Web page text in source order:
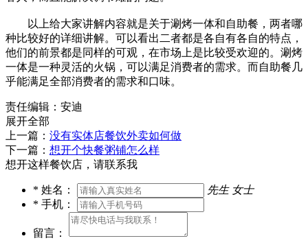
以上给大家讲解内容就是关于涮烤一体和自助餐，两者哪
种比较好的详细讲解。可以看出二者都是各自有各自的特点，
他们的前景都是同样的可观，在市场上是比较受欢迎的。涮烤
一体是一种灵活的火锅，可以满足消费者的需求。而自助餐几
乎能满足全部消费者的需求和口味。
责任编辑：安迪
展开全部
上一篇： 没有实体店餐饮外卖如何做
下一篇： 想开个快餐粥铺怎么样
想开这样餐饮店，请联系我
* 姓名： 先生 女士
* 手机：
留言：